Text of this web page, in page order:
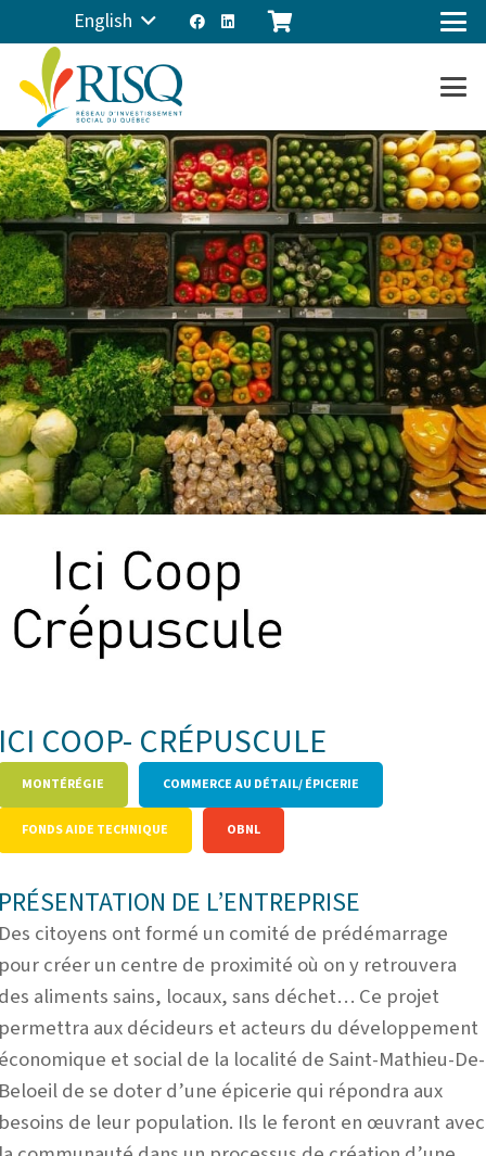
English
COOP- CRÉPUSCULE
MONTÉRÉGIE COMMERCE AU DÉTAIL/ ÉPICERIE
FONDS AIDE TECHNIQUE OBNL
DE L’ENTREPRISE
citoyens ont formé un comité de prédémarrage
créer un centre de proximité où on y retrouvera
aliments sains, locaux, sans déchet… Ce projet
aux décideurs et acteurs du développement
et social de la localité de Saint-Mathieu-De-
de se doter d’une épicerie qui répondra aux
de leur population. Ils le feront en œuvrant avec